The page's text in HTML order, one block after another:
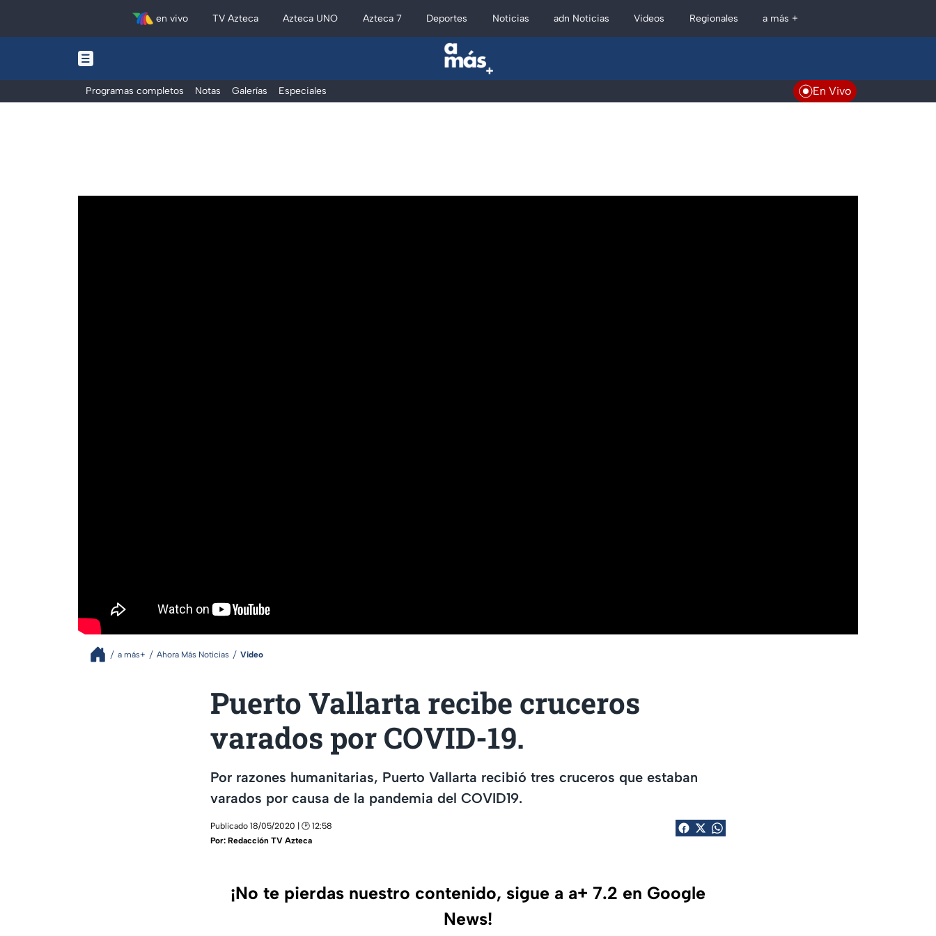
en vivo TV Azteca Azteca UNO Azteca 7 Deportes Noticias adn Noticias Videos Regionales a más +
Programas completos Notas Galerías Especiales En Vivo
a más+ Ahora Más Noticias Video
Puerto Vallarta recibe cruceros
varados por COVID-19.
Por razones humanitarias, Puerto Vallarta recibió tres cruceros que estaban
varados por causa de la pandemia del COVID19.
Publicado 18/05/2020 | 🕑 12:58
Por: Redacción TV Azteca
¡No te pierdas nuestro contenido, sigue a a+ 7.2 en Google
News!